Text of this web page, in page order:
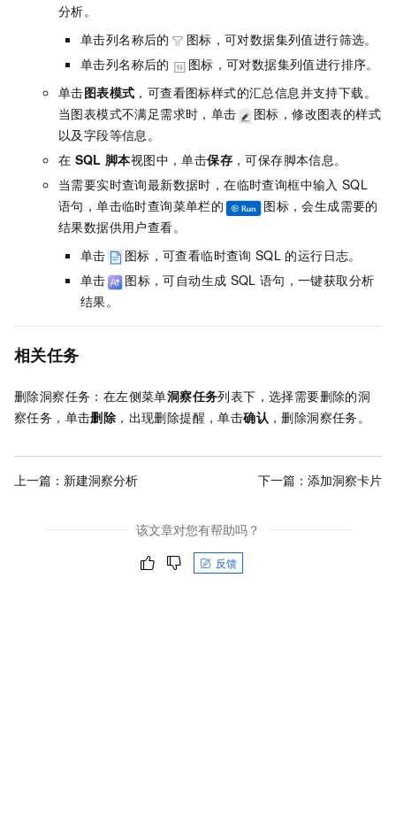
分析。
单击列名称后的
图标，可对数据集列值进行筛选。
单击列名称后的
图标，可对数据集列值进行排序。
单击图表模式 ，可查看图标样式的汇总信息并支持下载。
当图表模式不满足需求时，单击
图标，修改图表的样式
以及字段等信息。
在 SQL 脚本视图中，单击保存 ，可保存脚本信息。
当需要实时查询最新数据时，在临时查询框中输入 SQL
语句，单击临时查询菜单栏的
图标，会生成需要的
结果数据供用户查看。
单击
图标，可查看临时查询 SQL 的运行日志。
单击
图标，可自动生成 SQL 语句，一键获取分析
结果。
相关任务
删除洞察任务：在左侧菜单洞察任务列表下，选择需要删除的洞
察任务，单击删除 ，出现删除提醒，单击确认 ，删除洞察任务。
上一篇： 新建洞察分析 下一篇： 添加洞察卡片
该文章对您有帮助吗？
反馈